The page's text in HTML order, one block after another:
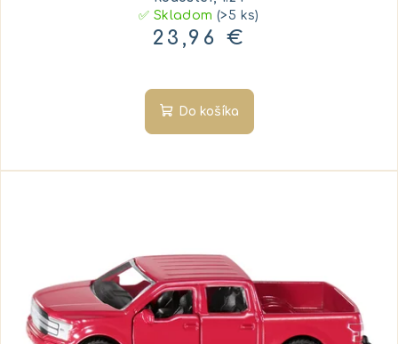
✅ Skladom(>5 ks)
23,96 €
Do košíka